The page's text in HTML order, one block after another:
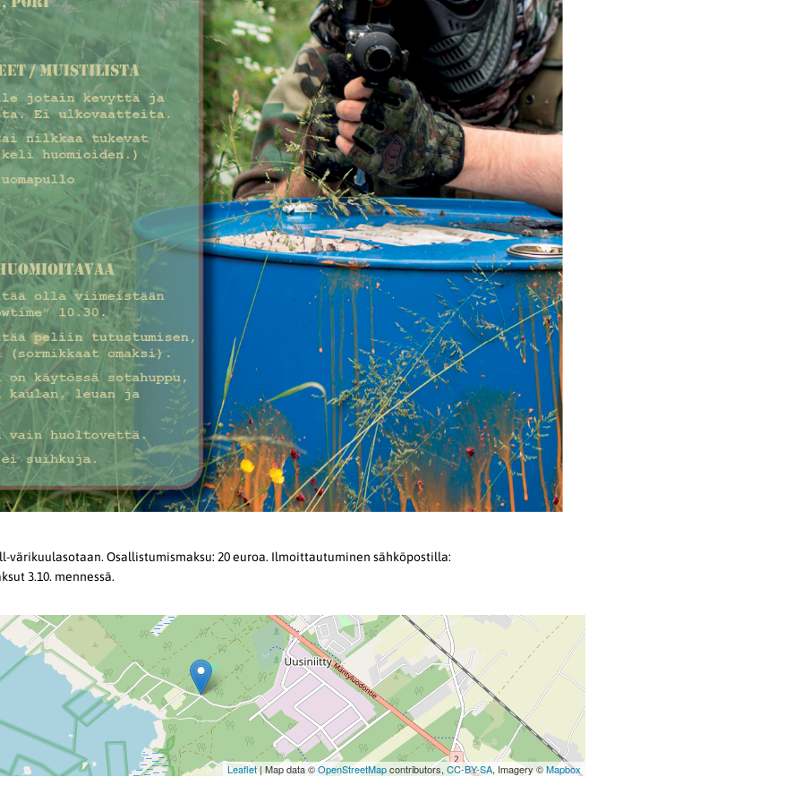
värikuulasotaan. Osallistumismaksu: 20 euroa. Ilmoittautuminen sähköpostilla:
3.10. mennessä.
Leaflet| Map data ©OpenStreetMapcontributors, CC-BY-SA, Imagery ©Mapbox